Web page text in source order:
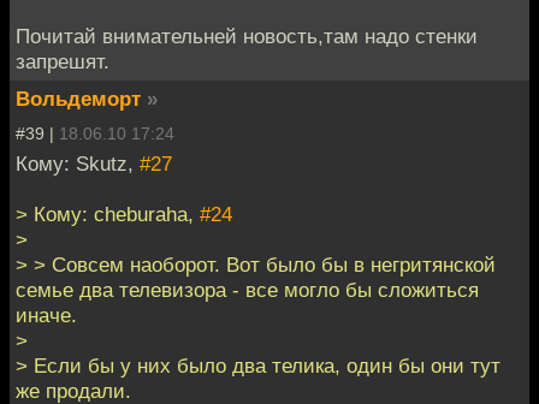
Почитай внимательней новость,там надо стенки
запрешят.
Вольдеморт »
#39 | 18.06.10 17:24
Кому: Skutz, #27
> Кому: cheburaha, #24
>
> > Совсем наоборот. Вот было бы в негритянской
семье два телевизора - все могло бы сложиться
иначе.
>
> Если бы у них было два телика, один бы они тут
же продали.